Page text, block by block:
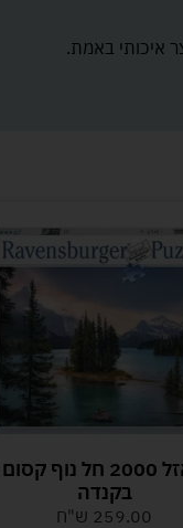
איכותי באמת.
פאזל 2000 חל נוף קסום
בקנדה
259.00 ש"ח